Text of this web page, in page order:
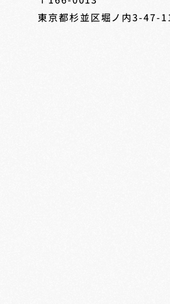
東京都杉並区堀ノ内3-47-